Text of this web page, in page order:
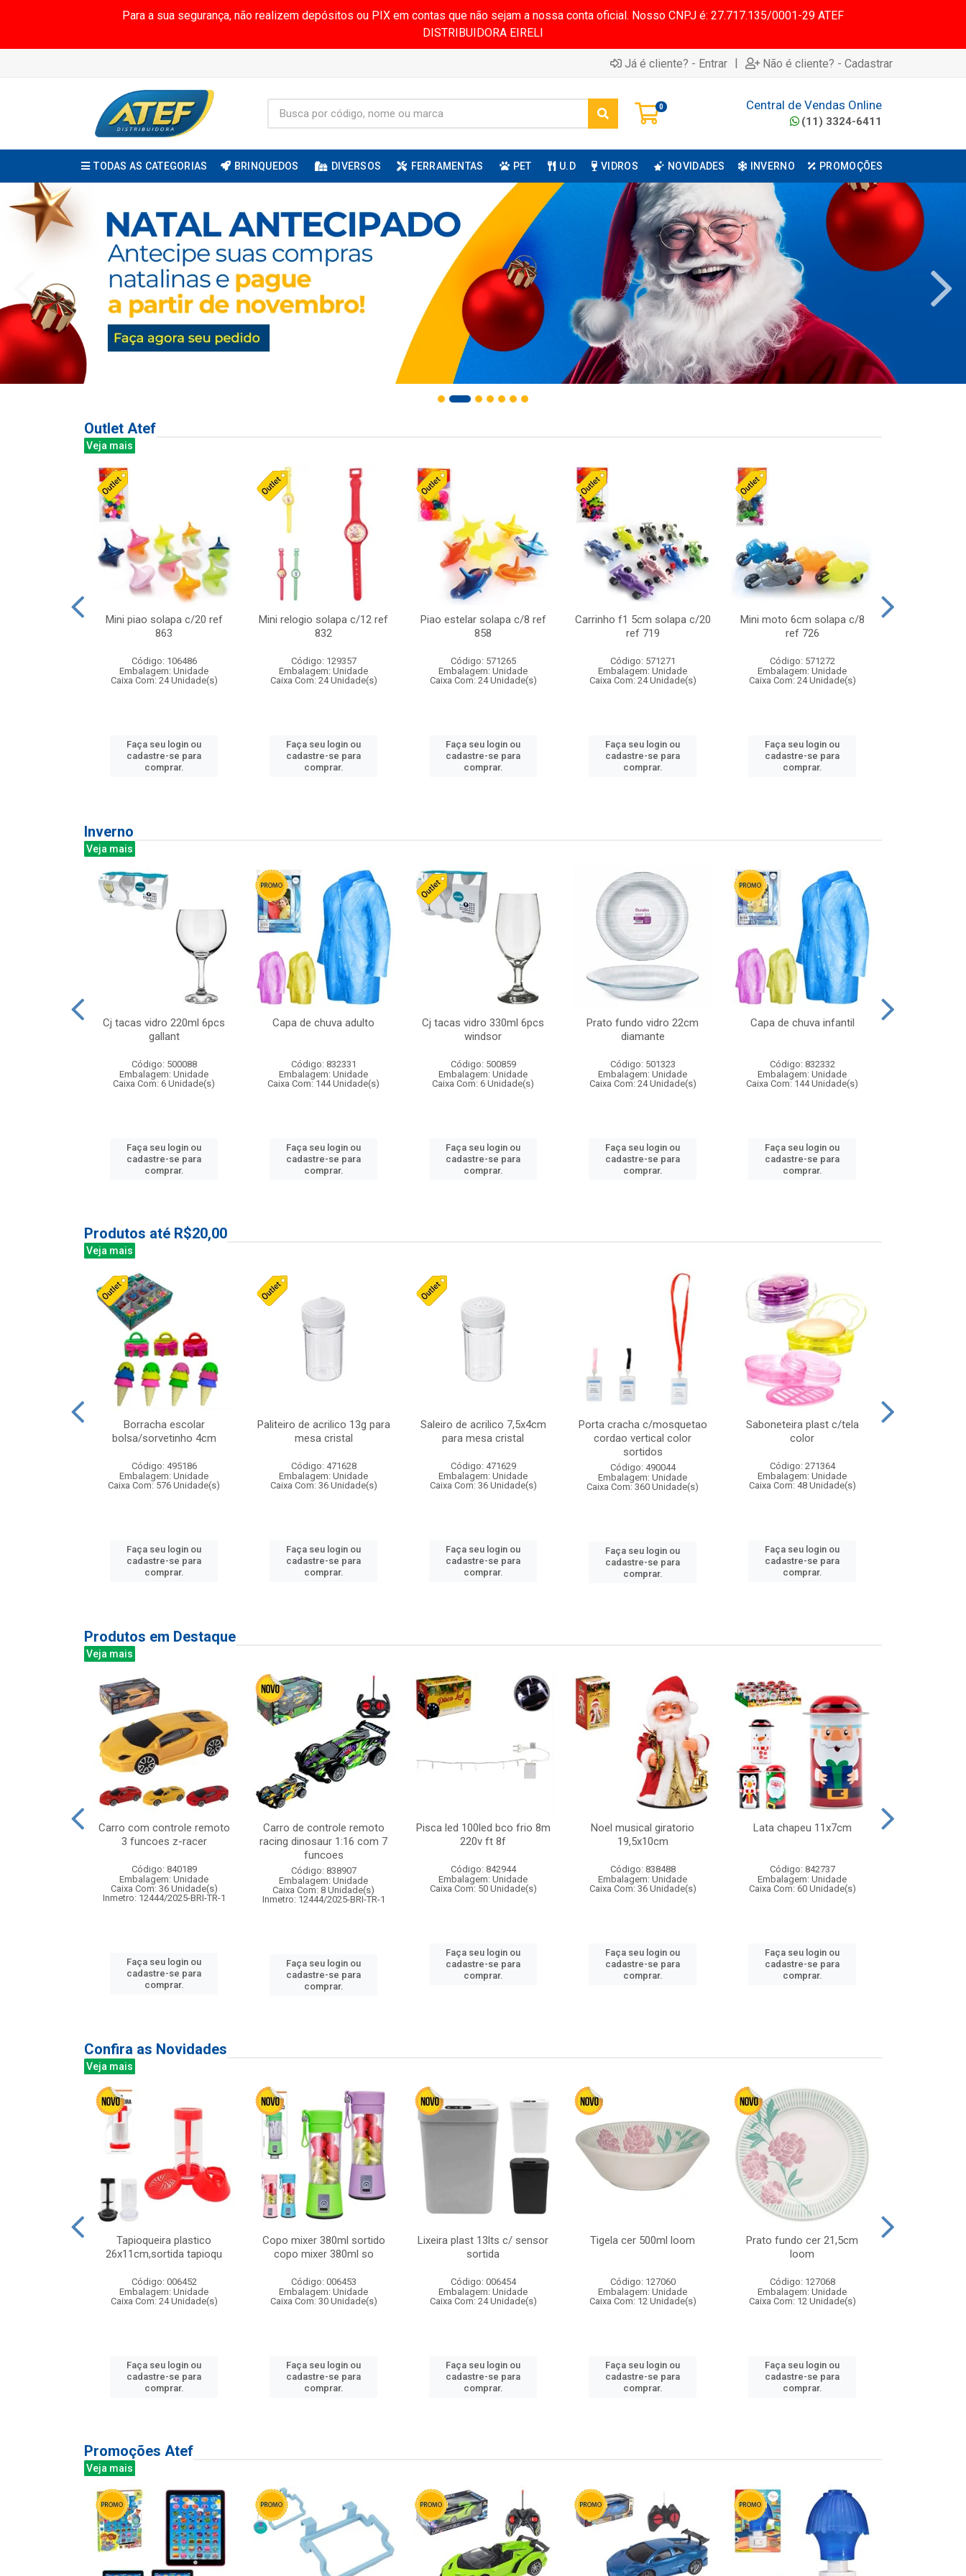
Para a sua segurança, não realizem depósitos ou PIX em contas que não sejam a nossa conta oficial. Nosso CNPJ é: 27.717.135/0001-29 ATEF
DISTRIBUIDORA EIRELI
Já é cliente? - Entrar | Não é cliente? - Cadastrar
0 Central de Vendas Online
(11) 3324-6411
TODAS AS CATEGORIAS BRINQUEDOS DIVERSOS FERRAMENTAS PET U.D VIDROS NOVIDADES INVERNO PROMOÇÕES
Outlet Atef
Veja mais
Mini piao solapa c/20 ref
863
Código: 106486
Embalagem: Unidade
Caixa Com: 24 Unidade(s)
Faça seu login ou
cadastre-se para
comprar.
Mini relogio solapa c/12 ref
832
Código: 129357
Embalagem: Unidade
Caixa Com: 24 Unidade(s)
Faça seu login ou
cadastre-se para
comprar.
Piao estelar solapa c/8 ref
858
Código: 571265
Embalagem: Unidade
Caixa Com: 24 Unidade(s)
Faça seu login ou
cadastre-se para
comprar.
Carrinho f1 5cm solapa c/20
ref 719
Código: 571271
Embalagem: Unidade
Caixa Com: 24 Unidade(s)
Faça seu login ou
cadastre-se para
comprar.
Mini moto 6cm solapa c/8
ref 726
Código: 571272
Embalagem: Unidade
Caixa Com: 24 Unidade(s)
Faça seu login ou
cadastre-se para
comprar.
Inverno
Veja mais
Cj tacas vidro 220ml 6pcs
gallant
Código: 500088
Embalagem: Unidade
Caixa Com: 6 Unidade(s)
Faça seu login ou
cadastre-se para
comprar.
Capa de chuva adulto
Código: 832331
Embalagem: Unidade
Caixa Com: 144 Unidade(s)
Faça seu login ou
cadastre-se para
comprar.
Cj tacas vidro 330ml 6pcs
windsor
Código: 500859
Embalagem: Unidade
Caixa Com: 6 Unidade(s)
Faça seu login ou
cadastre-se para
comprar.
Prato fundo vidro 22cm
diamante
Código: 501323
Embalagem: Unidade
Caixa Com: 24 Unidade(s)
Faça seu login ou
cadastre-se para
comprar.
Capa de chuva infantil
Código: 832332
Embalagem: Unidade
Caixa Com: 144 Unidade(s)
Faça seu login ou
cadastre-se para
comprar.
Produtos até R$20,00
Veja mais
Borracha escolar
bolsa/sorvetinho 4cm
Código: 495186
Embalagem: Unidade
Caixa Com: 576 Unidade(s)
Faça seu login ou
cadastre-se para
comprar.
Paliteiro de acrilico 13g para
mesa cristal
Código: 471628
Embalagem: Unidade
Caixa Com: 36 Unidade(s)
Faça seu login ou
cadastre-se para
comprar.
Saleiro de acrilico 7,5x4cm
para mesa cristal
Código: 471629
Embalagem: Unidade
Caixa Com: 36 Unidade(s)
Faça seu login ou
cadastre-se para
comprar.
Porta cracha c/mosquetao
cordao vertical color
sortidos
Código: 490044
Embalagem: Unidade
Caixa Com: 360 Unidade(s)
Faça seu login ou
cadastre-se para
comprar.
Saboneteira plast c/tela
color
Código: 271364
Embalagem: Unidade
Caixa Com: 48 Unidade(s)
Faça seu login ou
cadastre-se para
comprar.
Produtos em Destaque
Veja mais
Carro com controle remoto
3 funcoes z-racer
Código: 840189
Embalagem: Unidade
Caixa Com: 36 Unidade(s)
Inmetro: 12444/2025-BRI-TR-1
Faça seu login ou
cadastre-se para
comprar.
Carro de controle remoto
racing dinosaur 1:16 com 7
funcoes
Código: 838907
Embalagem: Unidade
Caixa Com: 8 Unidade(s)
Inmetro: 12444/2025-BRI-TR-1
Faça seu login ou
cadastre-se para
comprar.
Pisca led 100led bco frio 8m
220v ft 8f
Código: 842944
Embalagem: Unidade
Caixa Com: 50 Unidade(s)
Faça seu login ou
cadastre-se para
comprar.
Noel musical giratorio
19,5x10cm
Código: 838488
Embalagem: Unidade
Caixa Com: 36 Unidade(s)
Faça seu login ou
cadastre-se para
comprar.
Lata chapeu 11x7cm
Código: 842737
Embalagem: Unidade
Caixa Com: 60 Unidade(s)
Faça seu login ou
cadastre-se para
comprar.
Confira as Novidades
Veja mais
Tapioqueira plastico
26x11cm,sortida tapioqu
Código: 006452
Embalagem: Unidade
Caixa Com: 24 Unidade(s)
Faça seu login ou
cadastre-se para
comprar.
Copo mixer 380ml sortido
copo mixer 380ml so
Código: 006453
Embalagem: Unidade
Caixa Com: 30 Unidade(s)
Faça seu login ou
cadastre-se para
comprar.
Lixeira plast 13lts c/ sensor
sortida
Código: 006454
Embalagem: Unidade
Caixa Com: 24 Unidade(s)
Faça seu login ou
cadastre-se para
comprar.
Tigela cer 500ml loom
Código: 127060
Embalagem: Unidade
Caixa Com: 12 Unidade(s)
Faça seu login ou
cadastre-se para
comprar.
Prato fundo cer 21,5cm
loom
Código: 127068
Embalagem: Unidade
Caixa Com: 12 Unidade(s)
Faça seu login ou
cadastre-se para
comprar.
Promoções Atef
Veja mais